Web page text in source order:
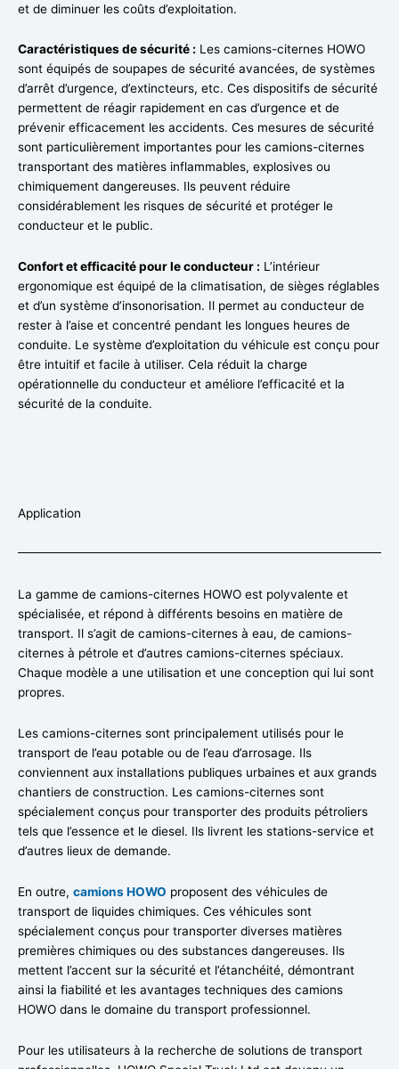
et de diminuer les coûts d’exploitation.
Caractéristiques de sécurité : Les camions-citernes HOWO
sont équipés de soupapes de sécurité avancées, de systèmes
d’arrêt d’urgence, d’extincteurs, etc. Ces dispositifs de sécurité
permettent de réagir rapidement en cas d’urgence et de
prévenir efficacement les accidents. Ces mesures de sécurité
sont particulièrement importantes pour les camions-citernes
transportant des matières inflammables, explosives ou
chimiquement dangereuses. Ils peuvent réduire
considérablement les risques de sécurité et protéger le
conducteur et le public.
Confort et efficacité pour le conducteur : L’intérieur
ergonomique est équipé de la climatisation, de sièges réglables
et d’un système d’insonorisation. Il permet au conducteur de
rester à l’aise et concentré pendant les longues heures de
conduite. Le système d’exploitation du véhicule est conçu pour
être intuitif et facile à utiliser. Cela réduit la charge
opérationnelle du conducteur et améliore l’efficacité et la
sécurité de la conduite.
Application
La gamme de camions-citernes HOWO est polyvalente et
spécialisée, et répond à différents besoins en matière de
transport. Il s’agit de camions-citernes à eau, de camions-
citernes à pétrole et d’autres camions-citernes spéciaux.
Chaque modèle a une utilisation et une conception qui lui sont
propres.
Les camions-citernes sont principalement utilisés pour le
transport de l’eau potable ou de l’eau d’arrosage. Ils
conviennent aux installations publiques urbaines et aux grands
chantiers de construction. Les camions-citernes sont
spécialement conçus pour transporter des produits pétroliers
tels que l’essence et le diesel. Ils livrent les stations-service et
d’autres lieux de demande.
En outre, camions HOWO proposent des véhicules de
transport de liquides chimiques. Ces véhicules sont
spécialement conçus pour transporter diverses matières
premières chimiques ou des substances dangereuses. Ils
mettent l’accent sur la sécurité et l’étanchéité, démontrant
ainsi la fiabilité et les avantages techniques des camions
HOWO dans le domaine du transport professionnel.
Pour les utilisateurs à la recherche de solutions de transport